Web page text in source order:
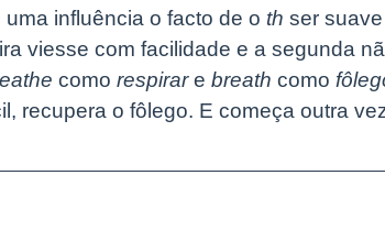
influência o facto de o th ser
viesse com facilidade e a segunda
como respirare breath como
recupera o fôlego. E começa outra